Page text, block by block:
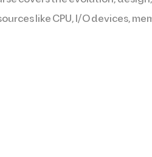
like CPU, I/O devices,